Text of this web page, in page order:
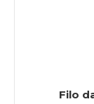
Filo